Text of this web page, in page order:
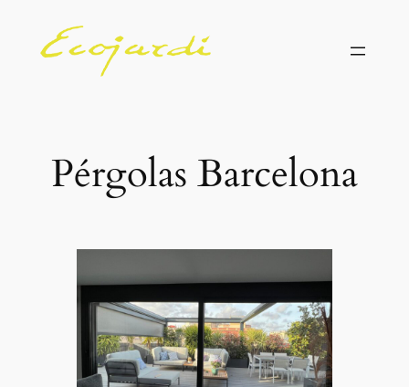
Pérgolas Barcelona